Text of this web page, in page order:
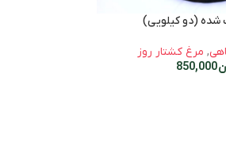
شده (دو کیلویی)
, مرغ کشتار روز
850,000